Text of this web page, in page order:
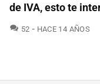
de IVA, esto te
52 COMENTARIOS
HACE 14 AÑOS